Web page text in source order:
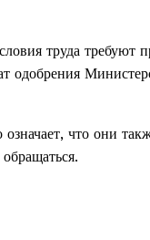
труда требуют
одобрения
что они